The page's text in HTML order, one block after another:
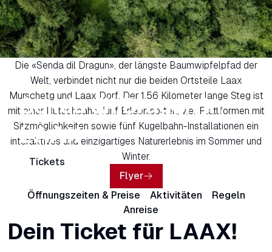
Senda dil Dragun in
LAAX
Tickets
Die «Senda dil Dragun», der längste Baumwipfelpfad der
Welt, verbindet nicht nur die beiden Ortsteile Laax
Murschetg und Laax Dorf. Der 1.56 Kilometer lange Steg ist
mit einer Rutschbahn, fünf Erlebnisorten, vier Plattformen mit
Sitzmöglichkeiten sowie fünf Kugelbahn-Installationen ein
interaktives und einzigartiges Naturerlebnis im Sommer und
Winter.
Flyer
Öffnungszeiten & Preise
Aktivitäten
Regeln
Anreise
Dein Ticket für LAAX!